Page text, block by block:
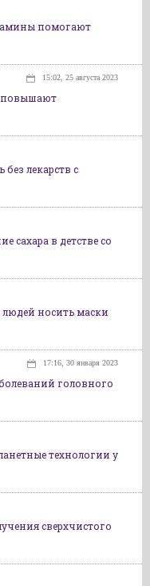
помогают
15:02, 25 августа 2023
повышают
лекарств с
сахара в детстве со
носить маски
17:16, 30 января 2023
головного
технологии у
сверхчистого